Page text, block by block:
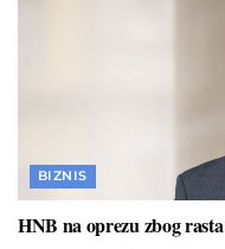
BIZNIS
HNB na oprezu zbog